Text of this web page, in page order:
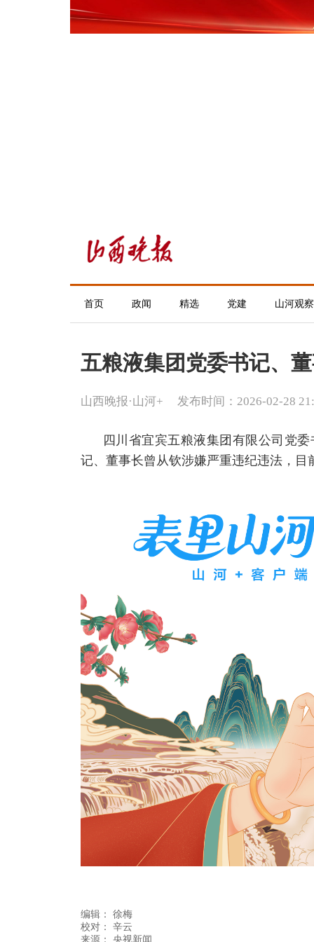
首页 政闻 精选 党建 山河观察
五粮液集团党委书记、
山西晚报·山河+ 发布时间：2026-02-28
四川省宜宾五粮液集团有限公司党
记、董事长曾从钦涉嫌严重违纪违法，
编辑： 徐梅
校对： 辛云